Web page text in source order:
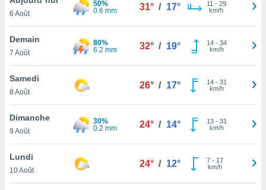
et
»,
au
vous
qu'ils
ou
le
ainsi
6 Août
50%
0.6 mm
31° / 17° 11 - 29
km/h
Demain
7 Août
80%
6.2 mm
32° / 19° 14- 34
km/h
Samedi
8 Août
26° / 17° 14- 31
km/h
Dimanche
9 Août
30%
0.2 mm
24° / 14° 13- 31
km/h
Lundi
10 Août
24° / 12° 7- 17
km/h